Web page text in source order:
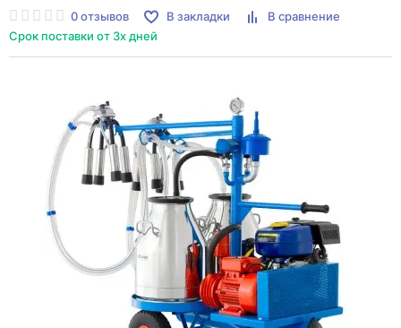
0 отзывов В закладки
В сравнение
Срок поставки от 3х дней